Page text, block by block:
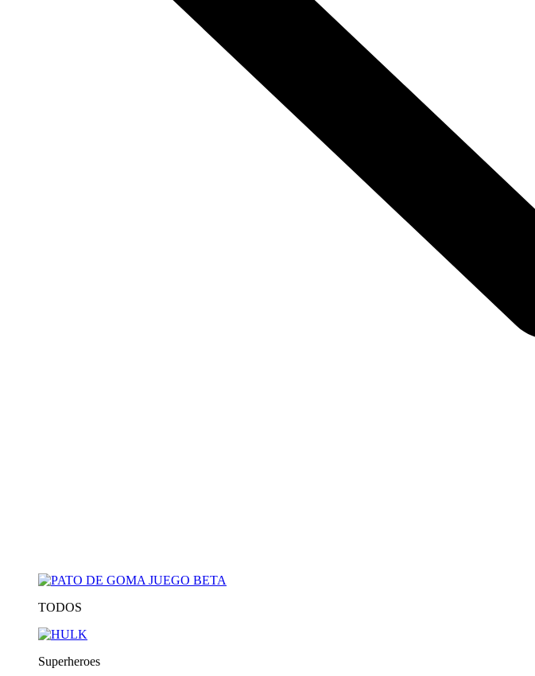
TODOS
Superheroes